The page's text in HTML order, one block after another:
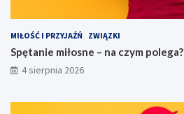
MIŁOŚĆ I PRZYJAŹŃ ZWIĄZKI
Spętanie miłosne – na czym polega?
4 sierpnia 2026